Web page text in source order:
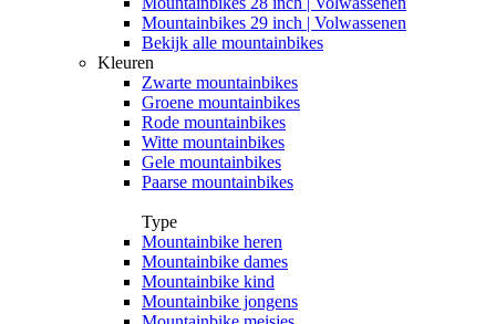
Mountainbikes 29 inch | Volwassenen
Bekijk alle mountainbikes
Kleuren
Zwarte mountainbikes
Groene mountainbikes
Rode mountainbikes
Witte mountainbikes
Gele mountainbikes
Paarse mountainbikes
Type
Mountainbike heren
Mountainbike dames
Mountainbike kind
Mountainbike jongens